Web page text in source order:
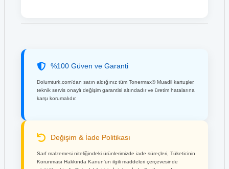
%100 Güven ve Garanti
Dolumturk.com'dan satın aldığınız tüm Tonermax® Muadil kartuşler,
teknik servis onaylı değişim garantisi altındadır ve üretim hatalarına
karşı korumalıdır.
Değişim & İade Politikası
Sarf malzemesi niteliğindeki ürünlerimizde iade süreçleri, Tüketicinin
Korunması Hakkında Kanun'un ilgili maddeleri çerçevesinde